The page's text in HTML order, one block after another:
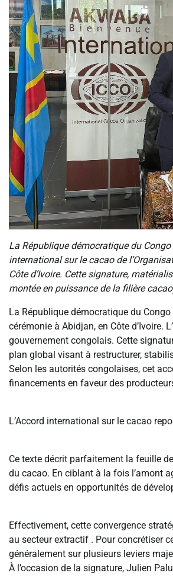
La République démocratique du
international sur le cacao de
Côte d’Ivoire. Cette signature,
montée en puissance de la filière
La République démocratique du
cérémonie à Abidjan, en Côte d’Ivoire.
gouvernement congolais. Cette
plan global visant à restructurer,
Selon les autorités congolaises, cet
financements en faveur des
L’Accord international sur le cacao
Ce texte décrit parfaitement la feuille
du cacao. En ciblant à la fois l’amont
défis actuels en opportunités de
Effectivement, cette convergence
au secteur extractif . Pour concrétiser
généralement sur plusieurs leviers
À l’occasion de la signature, Julien